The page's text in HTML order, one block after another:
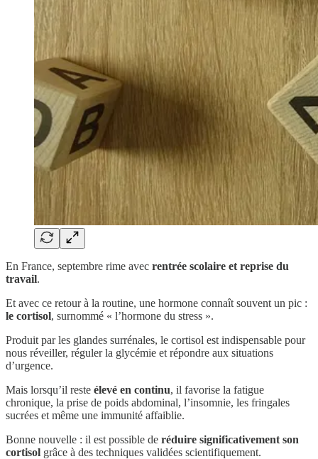
En France, septembre rime avec rentrée scolaire et reprise du
travail.
Et avec ce retour à la routine, une hormone connaît souvent un pic :
le cortisol, surnommé « l’hormone du stress ».
Produit par les glandes surrénales, le cortisol est indispensable pour
nous réveiller, réguler la glycémie et répondre aux situations
d’urgence.
Mais lorsqu’il reste élevé en continu, il favorise la fatigue
chronique, la prise de poids abdominal, l’insomnie, les fringales
sucrées et même une immunité affaiblie.
Bonne nouvelle : il est possible de réduire significativement son
cortisol grâce à des techniques validées scientifiquement.